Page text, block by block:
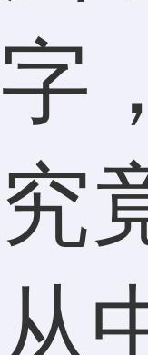
字
究
从